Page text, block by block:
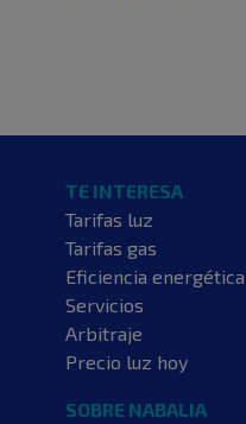
TE INTERESA
Tarifas luz
Tarifas gas
Eficiencia energética
Servicios
Arbitraje
Precio luz hoy
SOBRE NABALIA